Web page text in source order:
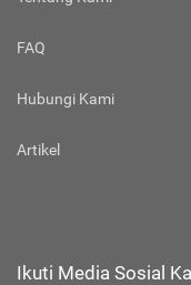
FAQ
Hubungi Kami
Artikel
Ikuti Media Sosial